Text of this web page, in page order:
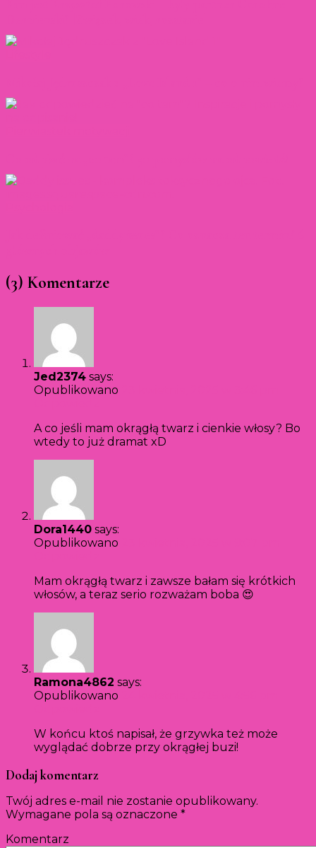
(3) Komentarze
Jed2374 says:
Opublikowano
A co jeśli mam okrągłą twarz i cienkie włosy? Bo
wtedy to już dramat xD
Dora1440 says:
Opublikowano
Mam okrągłą twarz i zawsze bałam się krótkich
włosów, a teraz serio rozważam boba 😍
Ramona4862 says:
Opublikowano
W końcu ktoś napisał, że grzywka też może
wyglądać dobrze przy okrągłej buzi!
Dodaj komentarz
Twój adres e-mail nie zostanie opublikowany.
Wymagane pola są oznaczone *
Komentarz